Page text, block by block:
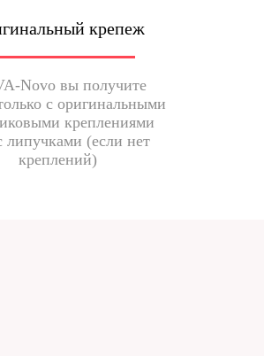
крепеж
Novo вы получите
с оригинальными
креплениями
липучками (если нет
креплений)